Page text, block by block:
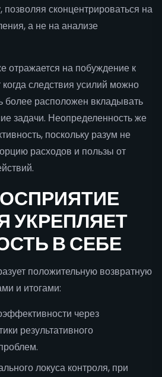
позволяя сконцентрироваться на
а не на анализе
отражается на побуждение к
следствия усилий можно
более расположен вкладывать
задачи. Неопределенность же
поскольку разум не
расходов и пользы от
УКРЕПЛЯЕТ
В СЕБЕ
положительную возвратную
и итогами:
через
результативного
локуса контроля, при